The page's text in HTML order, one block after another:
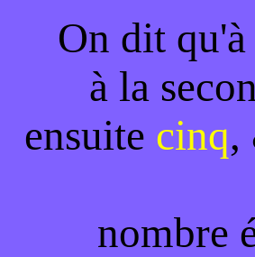
On dit
à la
ensuite cinq,
nombre